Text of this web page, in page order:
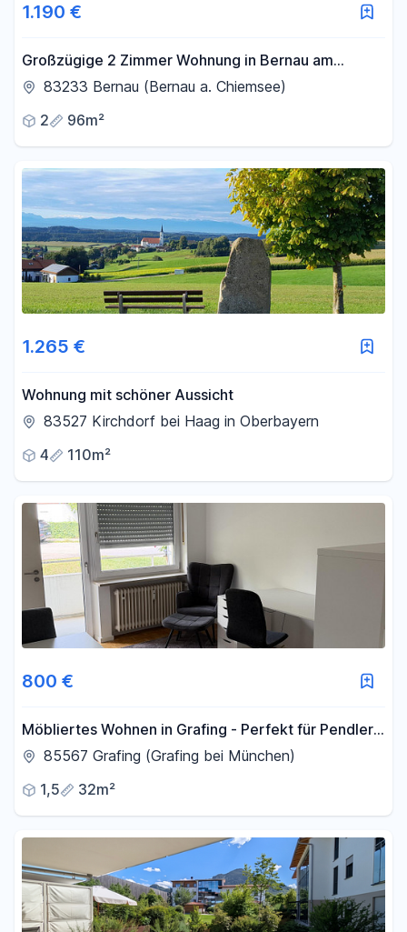
1.190 €
Großzügige 2 Zimmer Wohnung in Bernau am
Chiemsee
83233 Bernau (Bernau a. Chiemsee)
2
96m²
1.265 €
Wohnung mit schöner Aussicht
83527 Kirchdorf bei Haag in Oberbayern
4
110m²
800 €
Möbliertes Wohnen in Grafing - Perfekt für Pendler
& Projektarbeiter
85567 Grafing (Grafing bei München)
1,5
32m²